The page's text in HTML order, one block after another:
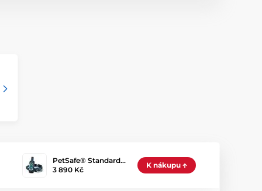
PetSafe® Standard…
3 890 Kč
K nákupu